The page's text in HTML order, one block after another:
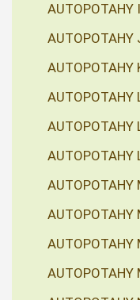
AUTOPOTAHY
AUTOPOTAHY
AUTOPOTAHY
AUTOPOTAHY
AUTOPOTAHY
AUTOPOTAHY
AUTOPOTAHY
AUTOPOTAHY
AUTOPOTAHY
AUTOPOTAHY